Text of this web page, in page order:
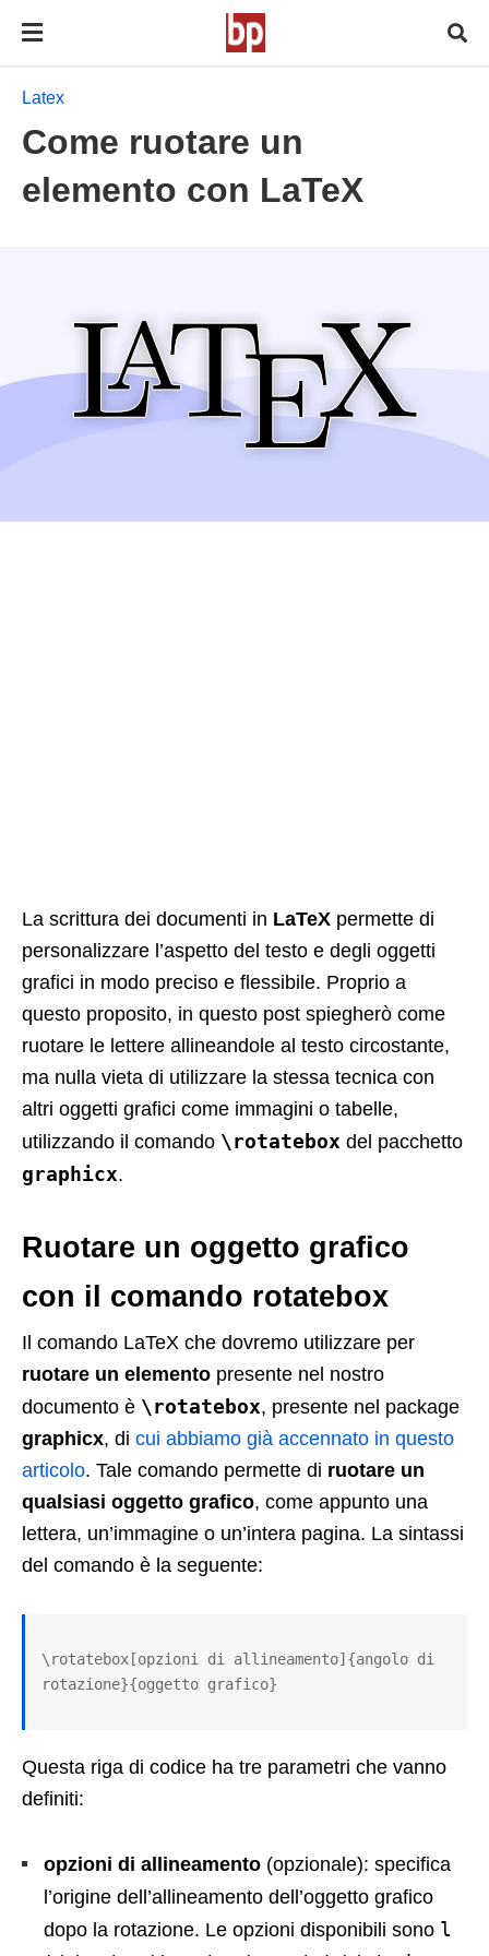
Latex
Come ruotare un
elemento con LaTeX
La scrittura dei documenti in LaTeX permette di
personalizzare l’aspetto del testo e degli oggetti
grafici in modo preciso e flessibile. Proprio a
questo proposito, in questo post spiegherò come
ruotare le lettere allineandole al testo circostante,
ma nulla vieta di utilizzare la stessa tecnica con
altri oggetti grafici come immagini o tabelle,
utilizzando il comando \rotatebox del pacchetto
graphicx.
Ruotare un oggetto grafico
con il comando rotatebox
Il comando LaTeX che dovremo utilizzare per
ruotare un elemento presente nel nostro
documento è \rotatebox, presente nel package
graphicx, di cui abbiamo già accennato in questo
articolo. Tale comando permette di ruotare un
qualsiasi oggetto grafico, come appunto una
lettera, un’immagine o un’intera pagina. La sintassi
del comando è la seguente:
\rotatebox[opzioni di allineamento]{angolo di
rotazione}{oggetto grafico}
Questa riga di codice ha tre parametri che vanno
definiti:
opzioni di allineamento (opzionale): specifica
l’origine dell’allineamento dell’oggetto grafico
dopo la rotazione. Le opzioni disponibili sono l